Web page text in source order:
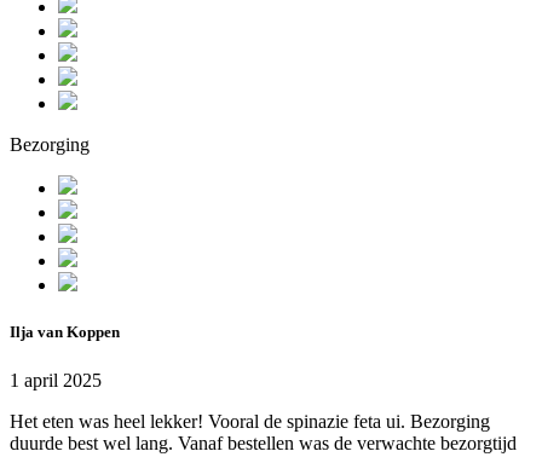
Bezorging
Ilja van Koppen
1 april 2025
Het eten was heel lekker! Vooral de spinazie feta ui. Bezorging
duurde best wel lang. Vanaf bestellen was de verwachte bezorgtijd